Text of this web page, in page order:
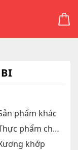
phẩm khác
Thực phẩm chức năng
khớp